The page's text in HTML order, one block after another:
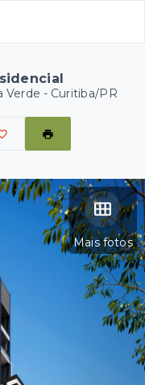
Verde - Curitiba/PR
Mais fotos